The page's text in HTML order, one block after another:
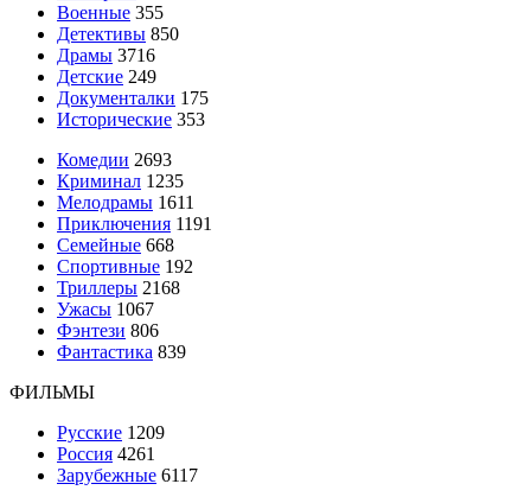
Военные 355
Детективы 850
Драмы 3716
Детские 249
Документалки 175
Исторические 353
Комедии 2693
Криминал 1235
Мелодрамы 1611
Приключения 1191
Семейные 668
Спортивные 192
Триллеры 2168
Ужасы 1067
Фэнтези 806
Фантастика 839
ФИЛЬМЫ
Русские 1209
Россия 4261
Зарубежные 6117